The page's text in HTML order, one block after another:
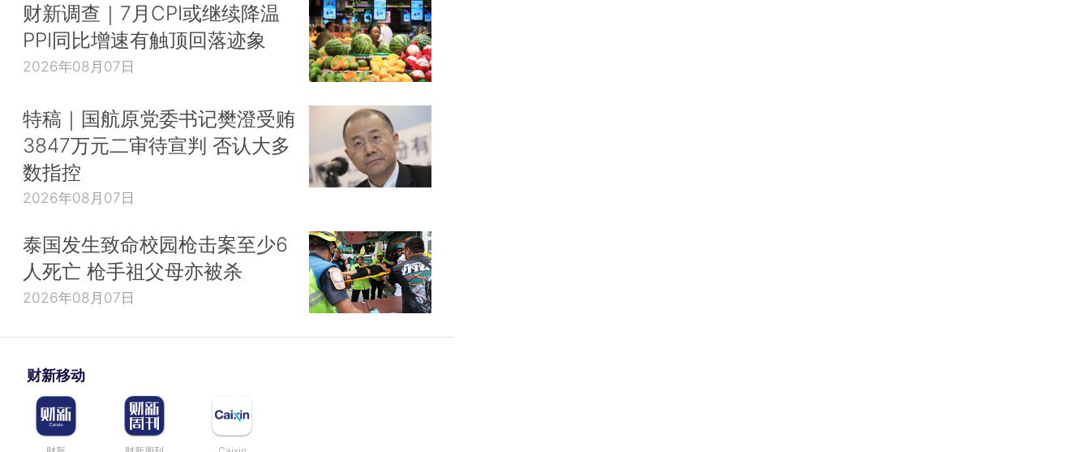
财新调查｜7月CPI或继续降温
PPI同比增速有触顶回落迹象
2026年08月07日
特稿｜国航原党委书记樊澄受贿
3847万元二审待宣判 否认大多
数指控
2026年08月07日
泰国发生致命校园枪击案至少6
人死亡 枪手祖父母亦被杀
2026年08月07日
财新移动